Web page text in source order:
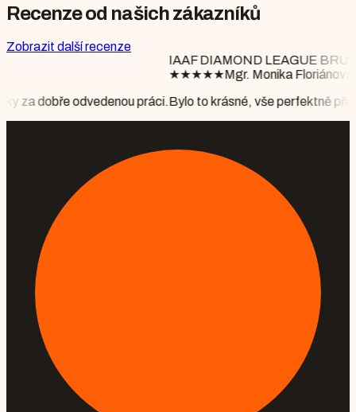
Recenze od našich zákazníků
Zobrazit další recenze
práci.
IAAF DIAMOND LEAGUE BRUSSELS
Mgr. Monika Floriánová
Bylo to krásné, vše perfektně připraveno, počasí nám